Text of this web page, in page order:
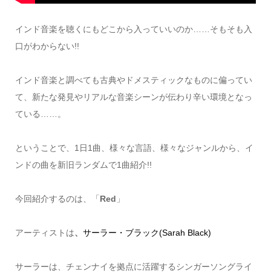
インド音楽を聴くにもどこから入っていいのか……そもそも入
口がわからない!!
インド音楽と調べても古典やドメスティックなものに偏ってい
て、新たな発見やリアルな音楽シーンが伝わり辛い環境となっ
ている……。
ということで、1日1曲、様々な言語、様々なジャンルから、イ
ンドの曲を新旧ランダムで1曲紹介!!
今回紹介するのは、「 Red 」
アーティストは、 サーラー・ブラック(Sarah Black)
サーラーは、チェンナイを拠点に活躍するシンガーソングライ